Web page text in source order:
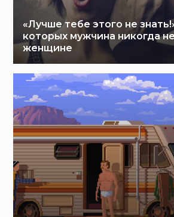
«Лучше тебе этого не
которых мужчина никогда
женщине